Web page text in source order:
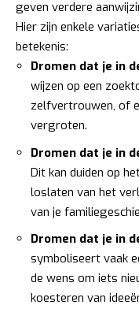
geven verdere
Hier zijn enkele
betekenis:
Dromen dat je in
wijzen op een
zelfvertrouwen, of
vergroten.
Dromen dat je in
Dit kan duiden op
loslaten van het
van je
Dromen dat je in
symboliseert vaak
de wens om iets
koesteren van